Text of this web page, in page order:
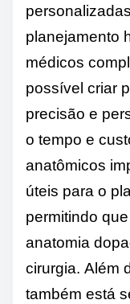
planejamento
médicos
possível criar
precisão e
o tempo e
anatômicos
úteis para o
permitindo
anatomia
cirurgia. Além
também está